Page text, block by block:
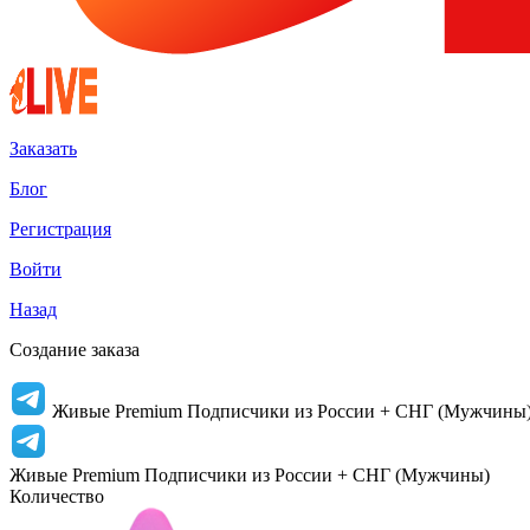
Заказать
Блог
Регистрация
Войти
Назад
Создание заказа
Живые Premium Подписчики из России + СНГ
Живые Premium Подписчики из России + СНГ (Мужчины)
Количество